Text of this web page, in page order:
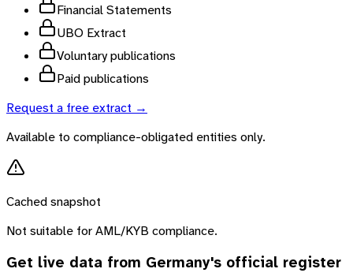
Financial Statements
UBO Extract
Voluntary publications
Paid publications
Request a free extract →
Available to compliance-obligated entities only.
Cached snapshot
Not suitable for AML/KYB compliance.
Get live data from Germany's official register